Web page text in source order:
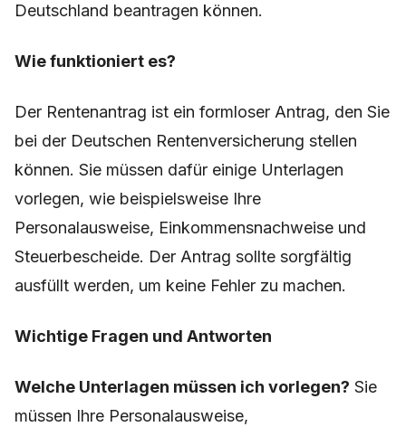
Deutschland beantragen können.
Wie funktioniert es?
Der Rentenantrag ist ein formloser Antrag, den Sie
bei der Deutschen Rentenversicherung stellen
können. Sie müssen dafür einige Unterlagen
vorlegen, wie beispielsweise Ihre
Personalausweise, Einkommensnachweise und
Steuerbescheide. Der Antrag sollte sorgfältig
ausfüllt werden, um keine Fehler zu machen.
Wichtige Fragen und Antworten
Welche Unterlagen müssen ich vorlegen? Sie
müssen Ihre Personalausweise,